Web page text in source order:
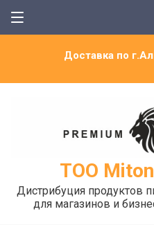
Доставка по
ТОО
Дистрибуция продуктов
для магазинов и